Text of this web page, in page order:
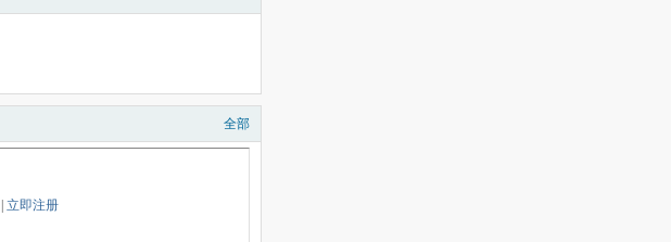
全部
立即注册